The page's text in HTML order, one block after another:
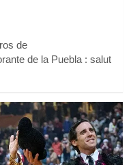
de
de la Puebla : salut